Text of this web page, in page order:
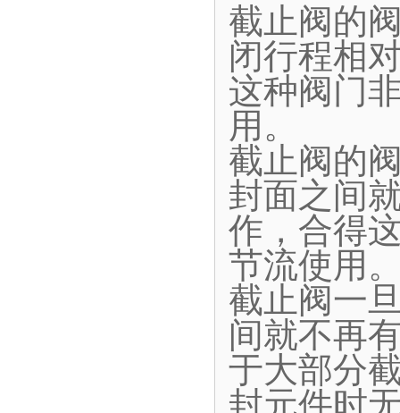
截止阀的
闭行程相
这种阀门
用。
截止阀的
封面之间
作，合得
节流使用
截止阀一
间就不再
于大部分
封元件时